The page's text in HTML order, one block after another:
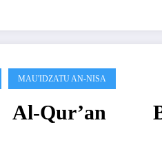
MAU'IDZATU AN-NISA
Qur’an